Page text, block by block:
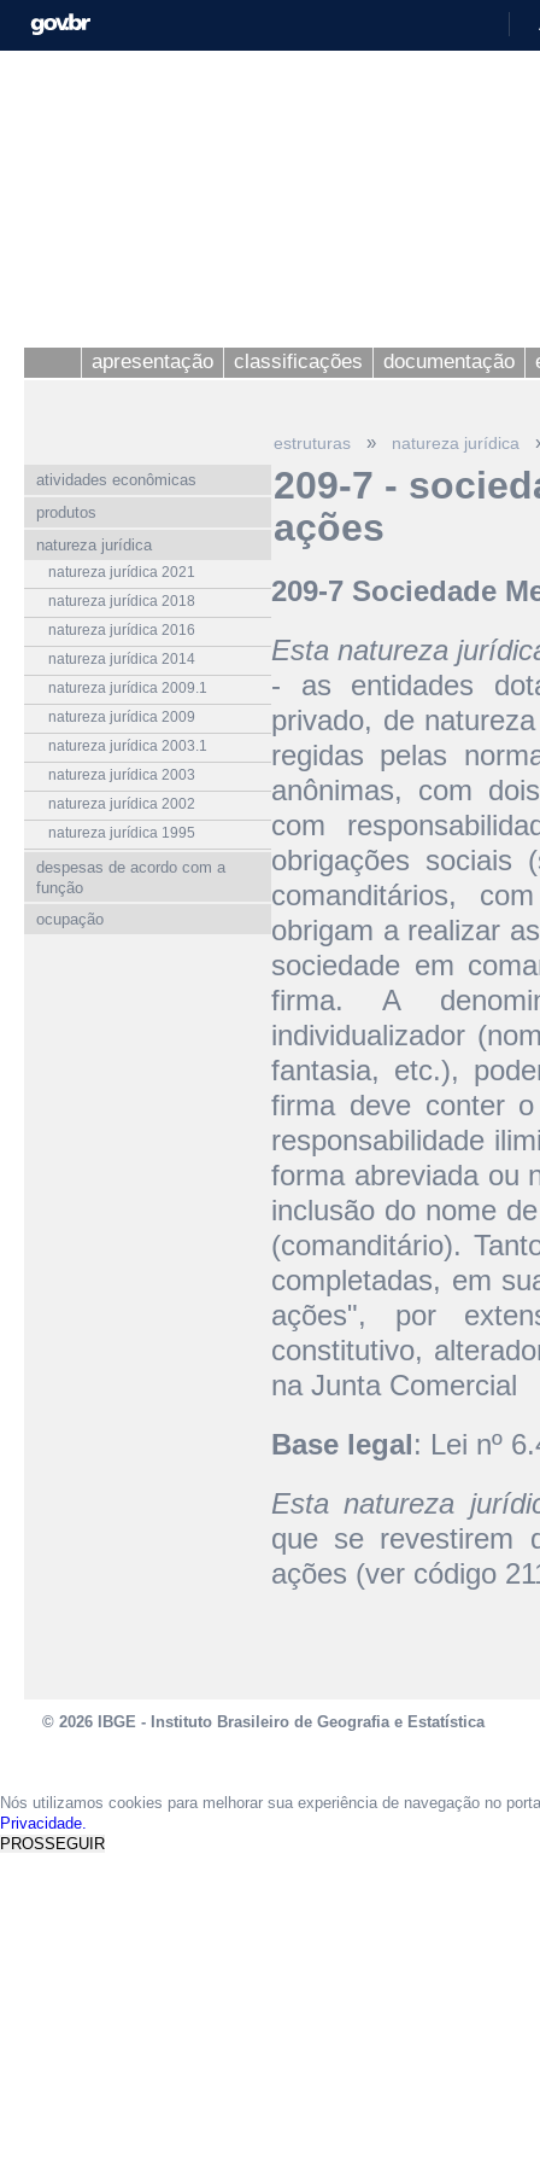
apresentação classificações documentação
atividades econômicas
produtos
natureza jurídica
natureza jurídica 2021
natureza jurídica 2018
natureza jurídica 2016
natureza jurídica 2014
natureza jurídica 2009.1
natureza jurídica 2009
natureza jurídica 2003.1
natureza jurídica 2003
natureza jurídica 2002
natureza jurídica 1995
despesas de acordo com a
função
ocupação
estruturas » natureza jurídica
209-7 -
ações
209-7 Sociedade
Esta natureza
- as entidades
privado, de
regidas pelas
anônimas, com
com
obrigações sociais
comanditários,
obrigam a realizar
sociedade em
firma. A
individualizador
fantasia, etc.),
firma deve conter
responsabilidade
forma abreviada ou
inclusão do nome
(comanditário).
completadas, em
ações", por
constitutivo,
na Junta Comercial
Base legal: Lei nº
Esta natureza
que se revestirem
ações (ver código
© 2026 IBGE - Instituto Brasileiro de Geografia e Estatística
Nós utilizamos cookies para melhorar sua experiência de navegação no
Privacidade.
PROSSEGUIR